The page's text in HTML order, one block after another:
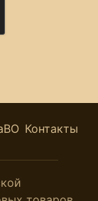
Контакты